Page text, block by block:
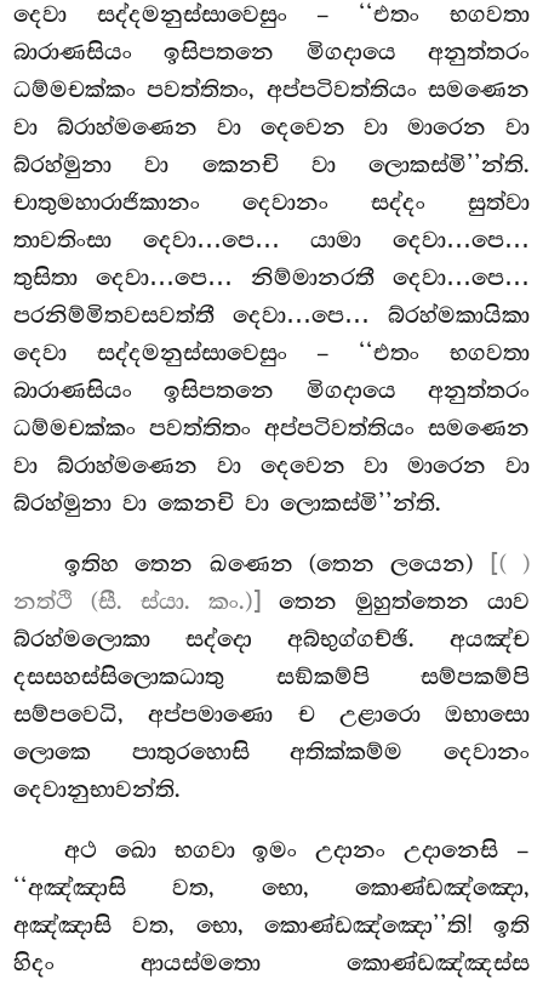
දෙවා සද්දමනුස්සාවෙසුං – ‘‘එතං භගවතා
බාරාණසියං ඉසිපතනෙ මිගදායෙ අනුත්තරං
ධම්මචක්කං පවත්තිතං, අප්පටිවත්තියං සමණෙන
වා බ්රාහ්මණෙන වා දෙවෙන වා මාරෙන වා
බ්රහ්මුනා වා කෙනචි වා ලොකස්මි’’න්ති.
චාතුමහාරාජිකානං දෙවානං සද්දං සුත්වා
තාවතිංසා දෙවා…පෙ… යාමා දෙවා…පෙ…
තුසිතා දෙවා…පෙ… නිම්මානරතී දෙවා…පෙ…
පරනිම්මිතවසවත්තී දෙවා…පෙ… බ්රහ්මකායිකා
දෙවා සද්දමනුස්සාවෙසුං – ‘‘එතං භගවතා
බාරාණසියං ඉසිපතනෙ මිගදායෙ අනුත්තරං
ධම්මචක්කං පවත්තිතං අප්පටිවත්තියං සමණෙන
වා බ්රාහ්මණෙන වා දෙවෙන වා මාරෙන වා
බ්රහ්මුනා වා කෙනචි වා ලොකස්මි’’න්ති.
ඉතිහ තෙන ඛණෙන (තෙන ලයෙන)
[( )
නත්ථි (සී. ස්යා. කං.)]
තෙන මුහුත්තෙන යාව
බ්රහ්මලොකා සද්දො අබ්භුග්ගච්ඡි. අයඤ්ච
දසසහස්සිලොකධාතු සඞ්කම්පි සම්පකම්පි
සම්පවෙධි, අප්පමාණො ච උළාරො ඔභාසො
ලොකෙ පාතුරහොසි අතික්කම්ම දෙවානං
දෙවානුභාවන්ති.
අථ ඛො භගවා ඉමං උදානං උදානෙසි –
‘‘අඤ්ඤාසි වත, භො, කොණ්ඩඤ්ඤො,
අඤ්ඤාසි වත, භො, කොණ්ඩඤ්ඤො’’ති! ඉති
හිදං ආයස්මතො කොණ්ඩඤ්ඤස්ස